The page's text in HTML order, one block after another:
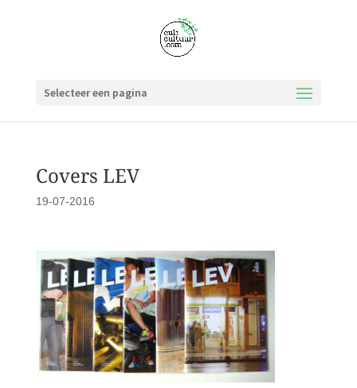
Selecteer een pagina
Covers LEV
19-07-2016